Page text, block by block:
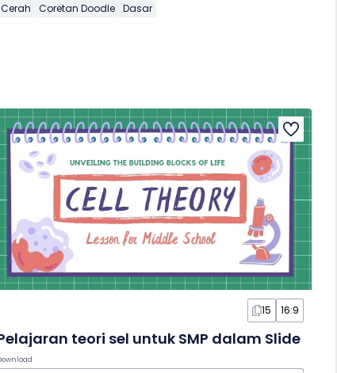
Cerah Coretan Doodle Dasar
15 16:9
teori sel untuk SMP dalam Slide